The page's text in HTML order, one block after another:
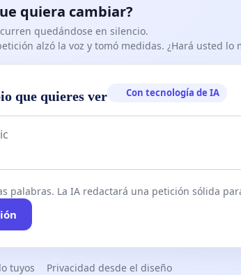
quiera cambiar?
quedándose en silencio.
alzó la voz y tomó medidas. ¿Hará usted lo
que quieres ver Con tecnología de IA
palabras. La IA redactará una petición sólida
tuyos Privacidad desde el diseño